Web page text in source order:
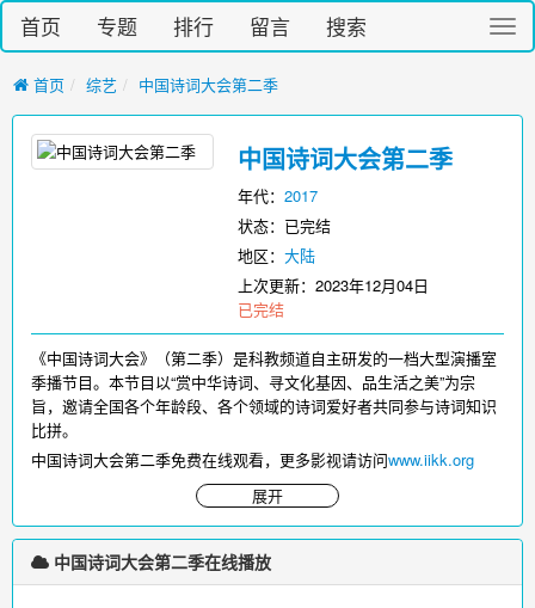
切
换
首页 专题 排行 留言 搜索
首页 综艺 中国诗词大会第二季
中国诗词大会第二季
年代：2017
状态：已完结
地区：大陆
上次更新：2023年12月04日
已完结
展开
《中国诗词大会》（第二季）是科教频道自主研发的一档大型演播室
季播节目。本节目以“赏中华诗词、寻文化基因、品生活之美”为宗
旨，邀请全国各个年龄段、各个领域的诗词爱好者共同参与诗词知识
比拼。
中国诗词大会第二季免费在线观看，更多影视请访问www.iikk.org
中国诗词大会第二季在线播放